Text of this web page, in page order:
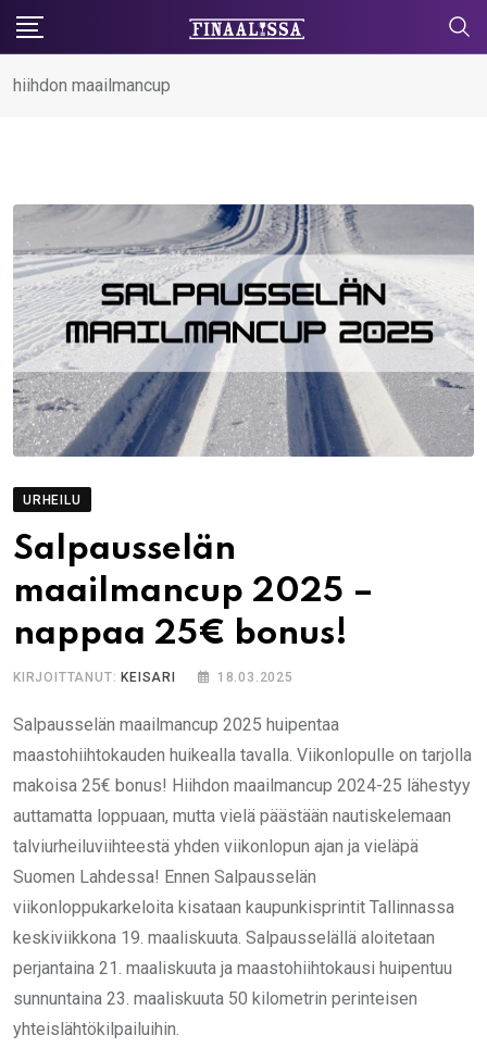
Skip
content
hiihdon maailmancup
URHEILU
Salpausselän
maailmancup 2025 –
nappaa 25€ bonus!
KIRJOITTANUT:KEISARI 18.03.2025
Salpausselän maailmancup 2025 huipentaa
maastohiihtokauden huikealla tavalla. Viikonlopulle on tarjolla
makoisa 25€ bonus! Hiihdon maailmancup 2024-25 lähestyy
auttamatta loppuaan, mutta vielä päästään nautiskelemaan
talviurheiluviihteestä yhden viikonlopun ajan ja vieläpä
Suomen Lahdessa! Ennen Salpausselän
viikonloppukarkeloita kisataan kaupunkisprintit Tallinnassa
keskiviikkona 19. maaliskuuta. Salpausselällä aloitetaan
perjantaina 21. maaliskuuta ja maastohiihtokausi huipentuu
sunnuntaina 23. maaliskuuta 50 kilometrin perinteisen
yhteislähtökilpailuihin.